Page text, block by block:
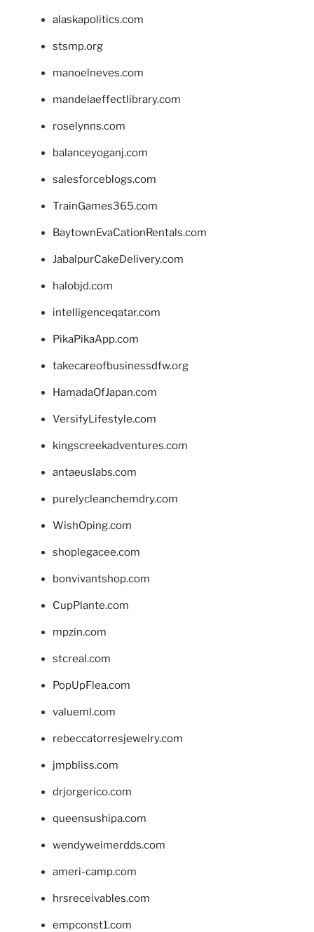
alaskapolitics.com
stsmp.org
manoelneves.com
mandelaeffectlibrary.com
roselynns.com
balanceyoganj.com
salesforceblogs.com
TrainGames365.com
BaytownEvaCationRentals.com
JabalpurCakeDelivery.com
halobjd.com
intelligenceqatar.com
PikaPikaApp.com
takecareofbusinessdfw.org
HamadaOfJapan.com
VersifyLifestyle.com
kingscreekadventures.com
antaeuslabs.com
purelycleanchemdry.com
WishOping.com
shoplegacee.com
bonvivantshop.com
CupPlante.com
mpzin.com
stcreal.com
PopUpFlea.com
valueml.com
rebeccatorresjewelry.com
jmpbliss.com
drjorgerico.com
queensushipa.com
wendyweimerdds.com
ameri-camp.com
hrsreceivables.com
empconst1.com